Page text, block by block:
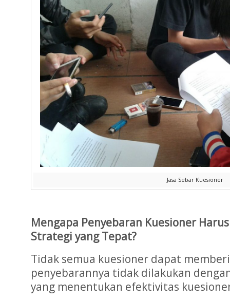
Jasa Sebar Kuesioner
Mengapa Penyebaran Kuesioner
Strategi yang Tepat?
Tidak semua kuesioner dapat
penyebarannya tidak dilakukan
yang menentukan efektivitas